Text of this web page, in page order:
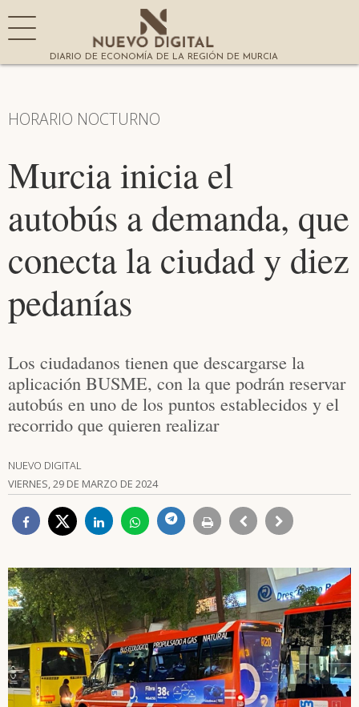
DIARIO DE ECONOMÍA DE LA REGIÓN DE MURCIA
HORARIO NOCTURNO
Murcia inicia el
autobús a demanda, que
conecta la ciudad y diez
pedanías
Los ciudadanos tienen que descargarse la
aplicación BUSME, con la que podrán reservar
autobús en uno de los puntos establecidos y el
recorrido que quieren realizar
NUEVO DIGITAL
VIERNES, 29 DE MARZO DE 2024